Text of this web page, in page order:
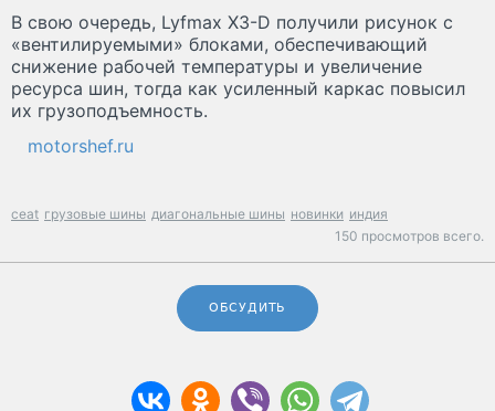
В свою очередь, Lyfmax X3-D получили рисунок с
«вентилируемыми» блоками, обеспечивающий
снижение рабочей температуры и увеличение
ресурса шин, тогда как усиленный каркас повысил
их грузоподъемность.
motorshef.ru
ceat грузовые шины диагональные шины новинки индия
150 просмотров всего.
ОБСУДИТЬ